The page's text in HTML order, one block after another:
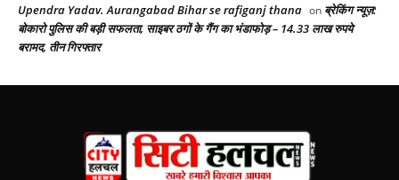
Upendra Yadav. Aurangabad Bihar se rafiganj thana on ब्रेकिंग न्यूज़:
बोकारो पुलिस की बड़ी सफलता, साइबर ठगों के गैंग का भंडाफोड़ – 14.33 लाख रुपये
बरामद, तीन गिरफ्तार